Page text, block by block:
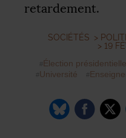
retardement.
SOCIÉTÉS >
> 19
Élection présidentielle
Université